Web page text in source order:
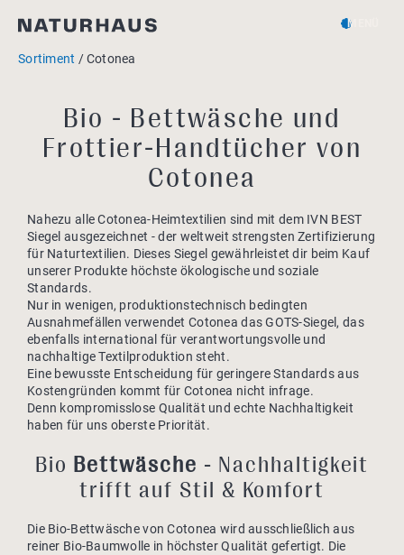
MENÜ
Sortiment Cotonea
Bio - Bettwäsche und
Frottier-Handtücher von
Cotonea
Nahezu alle Cotonea-Heimtextilien sind mit dem IVN BEST
Siegel ausgezeichnet - der weltweit strengsten Zertifizierung
für Naturtextilien. Dieses Siegel gewährleistet dir beim Kauf
unserer Produkte höchste ökologische und soziale
Standards.
Nur in wenigen, produktionstechnisch bedingten
Ausnahmefällen verwendet Cotonea das GOTS-Siegel, das
ebenfalls international für verantwortungsvolle und
nachhaltige Textilproduktion steht.
Eine bewusste Entscheidung für geringere Standards aus
Kostengründen kommt für Cotonea nicht infrage.
Denn kompromisslose Qualität und echte Nachhaltigkeit
haben für uns oberste Priorität.
Bio Bettwäsche - Nachhaltigkeit
trifft auf Stil & Komfort
Die Bio-Bettwäsche von Cotonea wird ausschließlich aus
reiner Bio-Baumwolle in höchster Qualität gefertigt. Die